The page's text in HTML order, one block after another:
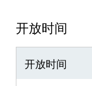
开放时间
开放时间